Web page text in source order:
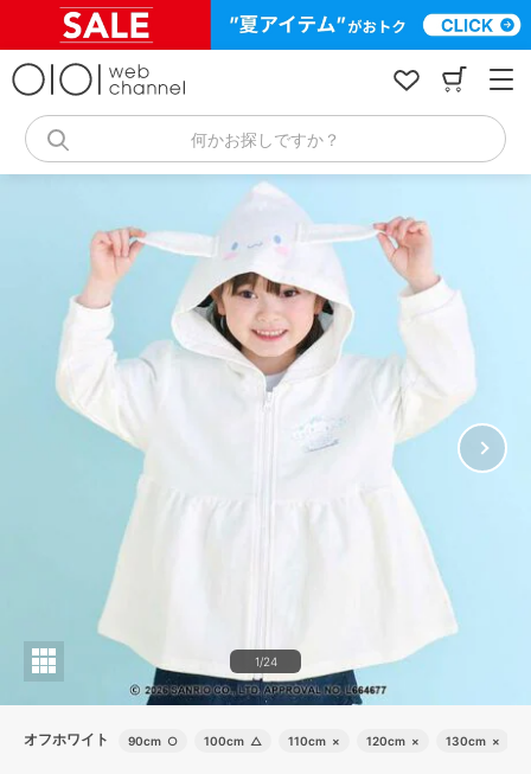
キ
何かお探しですか？
1/24
オフホワイト 90cm ○ 100cm △ 110cm × 120cm × 130cm ×